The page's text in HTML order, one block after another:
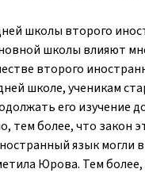
школы второго
школы влияют
второго
школе, ученикам
его изучение
тем более, что
язык
Юрова. Тем